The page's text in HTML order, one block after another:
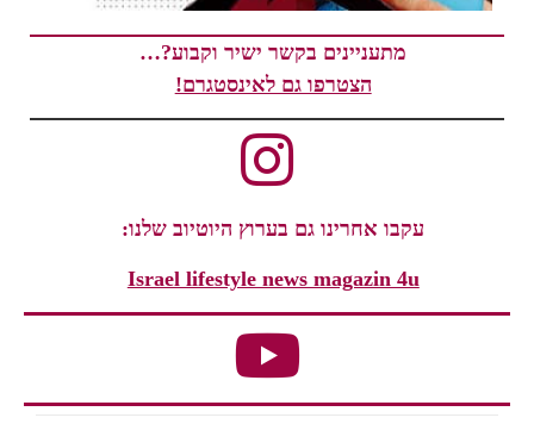
מתעניינים בקשר ישיר וקבוע?…
הצטרפו גם לאינסטגרם!
עקבו אחרינו גם בערוץ היוטיוב שלנו:
Israel lifestyle news magazin 4u